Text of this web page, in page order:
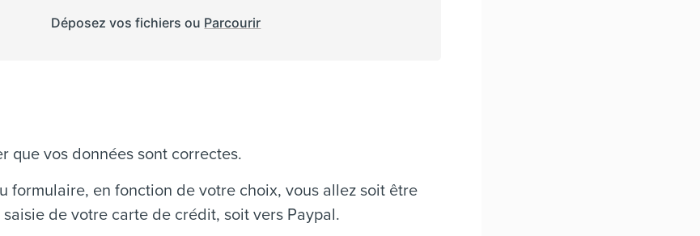
Déposez vos fichiers ou Parcourir
que vos données sont correctes.
formulaire, en fonction de votre choix, vous allez soit être
de votre carte de crédit, soit vers Paypal.